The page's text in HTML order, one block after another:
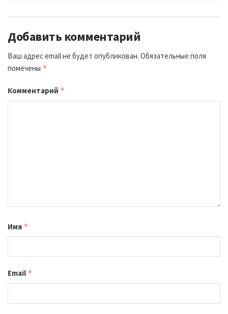
Добавить комментарий
Ваш адрес email не будет опубликован. Обязательные поля
помечены *
Комментарий *
Имя *
Email *